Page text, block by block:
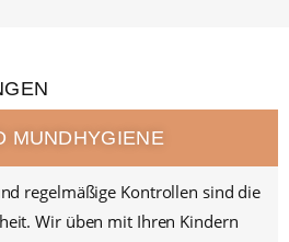
MUND­HYGIENE
regel­mäßige Kontrollen sind die
Wir üben mit Ihren Kindern